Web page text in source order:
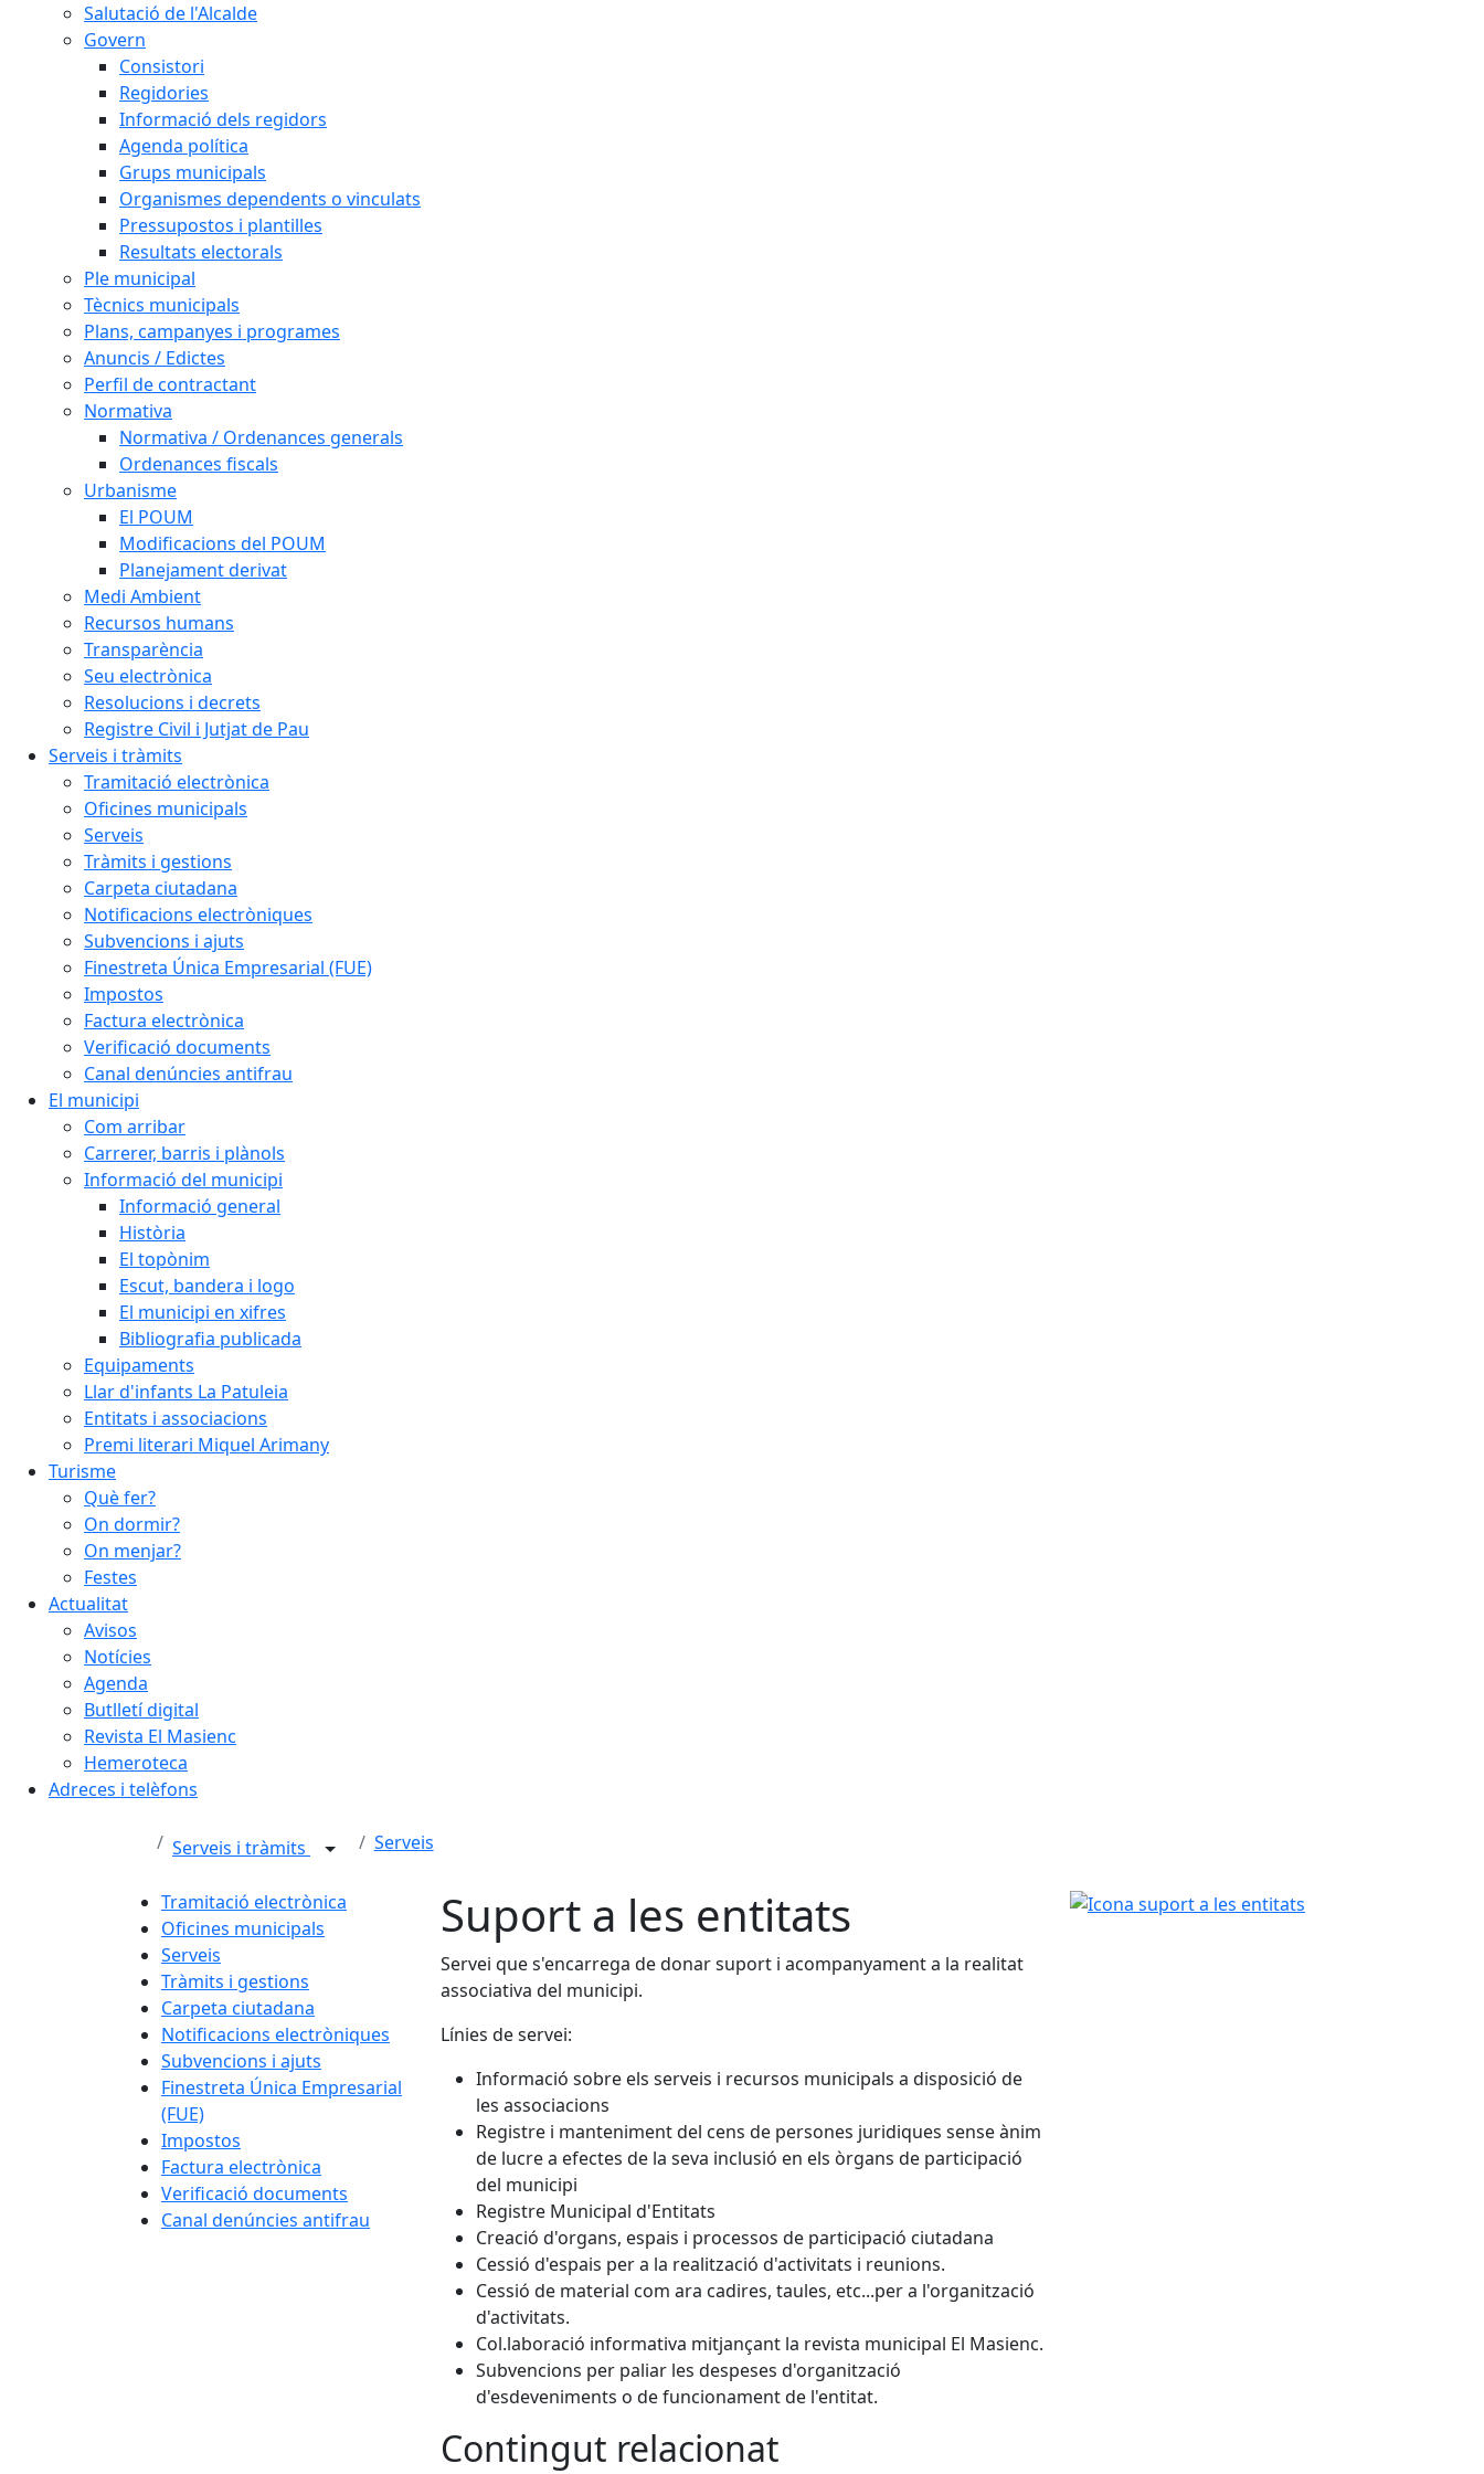
Salutació de l'Alcalde
Govern
Consistori
Regidories
Informació dels regidors
Agenda política
Grups municipals
Organismes dependents o vinculats
Pressupostos i plantilles
Resultats electorals
Ple municipal
Tècnics municipals
Plans, campanyes i programes
Anuncis / Edictes
Perfil de contractant
Normativa
Normativa / Ordenances generals
Ordenances fiscals
Urbanisme
El POUM
Modificacions del POUM
Planejament derivat
Medi Ambient
Recursos humans
Transparència
Seu electrònica
Resolucions i decrets
Registre Civil i Jutjat de Pau
Serveis i tràmits
Tramitació electrònica
Oficines municipals
Serveis
Tràmits i gestions
Carpeta ciutadana
Notificacions electròniques
Subvencions i ajuts
Finestreta Única Empresarial (FUE)
Impostos
Factura electrònica
Verificació documents
Canal denúncies antifrau
El municipi
Com arribar
Carrerer, barris i plànols
Informació del municipi
Informació general
Història
El topònim
Escut, bandera i logo
El municipi en xifres
Bibliografia publicada
Equipaments
Llar d'infants La Patuleia
Entitats i associacions
Premi literari Miquel Arimany
Turisme
Què fer?
On dormir?
On menjar?
Festes
Actualitat
Avisos
Notícies
Agenda
Butlletí digital
Revista El Masienc
Hemeroteca
Adreces i telèfons
Serveis i tràmits Serveis
Tramitació electrònica
Oficines municipals
Serveis
Tràmits i gestions
Carpeta ciutadana
Notificacions electròniques
Subvencions i ajuts
Finestreta Única Empresarial
(FUE)
Impostos
Factura electrònica
Verificació documents
Canal denúncies antifrau
Suport a les entitats
Servei que s'encarrega de donar suport i acompanyament a la realitat
associativa del municipi.
Línies de servei:
Informació sobre els serveis i recursos municipals a disposició de
les associacions
Registre i manteniment del cens de persones juridiques sense ànim
de lucre a efectes de la seva inclusió en els òrgans de participació
del municipi
Registre Municipal d'Entitats
Creació d'organs, espais i processos de participació ciutadana
Cessió d'espais per a la realització d'activitats i reunions.
Cessió de material com ara cadires, taules, etc...per a l'organització
d'activitats.
Col.laboració informativa mitjançant la revista municipal El Masienc.
Subvencions per paliar les despeses d'organització
d'esdeveniments o de funcionament de l'entitat.
Contingut relacionat
Icona suport a les entitats